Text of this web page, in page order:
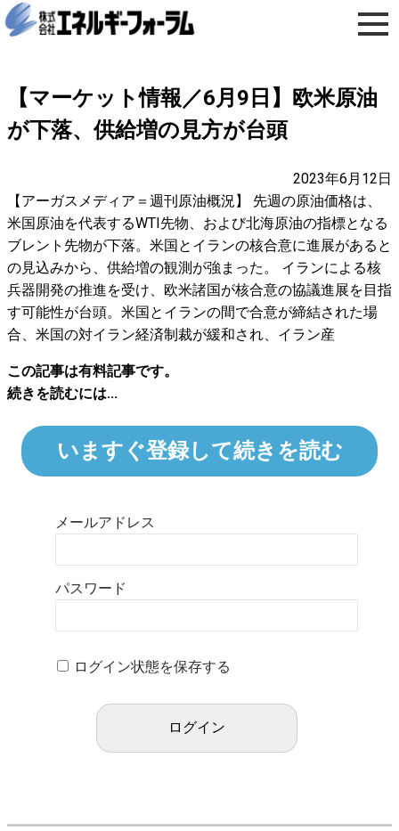
【マーケット情報／6月9日】欧米原油
が下落、供給増の見方が台頭
2023年6月12日
【アーガスメディア＝週刊原油概況】 先週の原油価格は、
米国原油を代表するWTI先物、および北海原油の指標となる
ブレント先物が下落。米国とイランの核合意に進展があると
の見込みから、供給増の観測が強まった。 イランによる核
兵器開発の推進を受け、欧米諸国が核合意の協議進展を目指
す可能性が台頭。米国とイランの間で合意が締結された場
合、米国の対イラン経済制裁が緩和され、イラン産
この記事は有料記事です。
続きを読むには...
いますぐ登録して続きを読む
メールアドレス
パスワード
ログイン状態を保存する